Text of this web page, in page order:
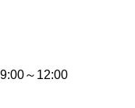
～12:00